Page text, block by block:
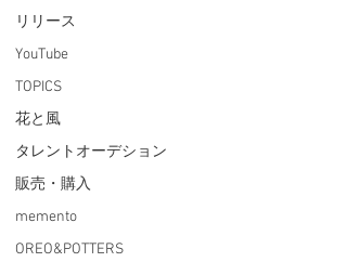
リリース
YouTube
TOPICS
花と風
タレントオーデション
販売・購入
memento
OREO&POTTERS